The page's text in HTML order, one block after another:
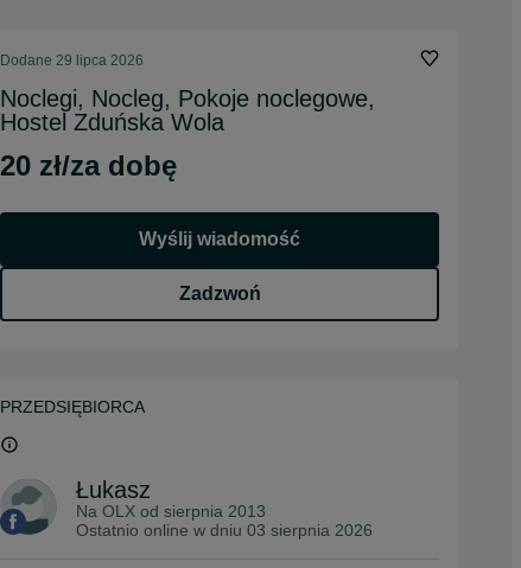
Dodane 29 lipca 2026
Noclegi, Nocleg, Pokoje noclegowe,
Hostel Zduńska Wola
20 zł/za dobę
Wyślij wiadomość
Zadzwoń
PRZEDSIĘBIORCA
Łukasz
Na OLX od sierpnia 2013
Ostatnio online w dniu 03 sierpnia 2026